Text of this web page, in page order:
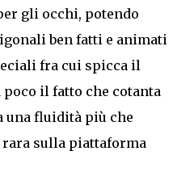
gli occhi, potendo
ben fatti e animati
fra cui spicca il
poco il fatto che cotanta
una fluidità più che
sulla piattaforma